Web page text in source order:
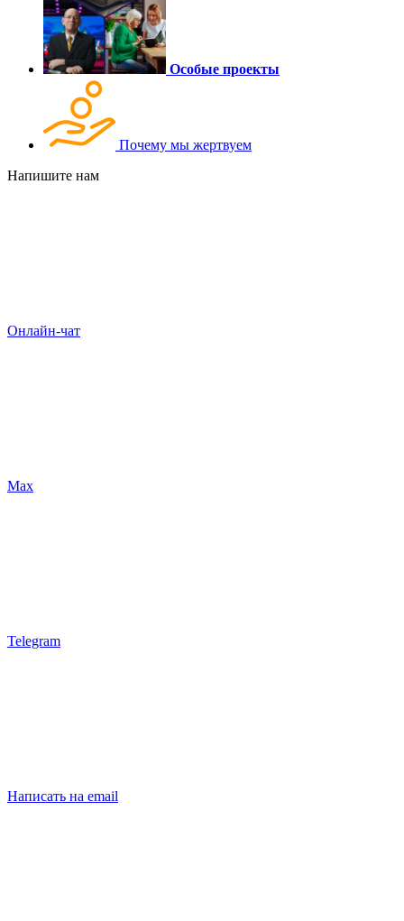
Особые проекты
Почему мы жертвуем
Напишите нам
Онлайн-чат
Max
Telegram
Написать на email